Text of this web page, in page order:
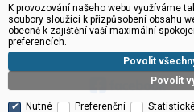
K provozování našeho webu využíváme
soubory sloužící k přizpůsobení obsahu
obecně k zajištění vaší maximální
preferencích.
Povolit
Povolit
Nutné Preferenční